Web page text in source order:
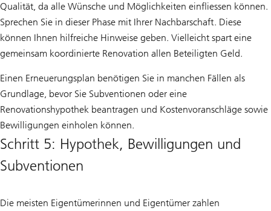
Qualität, da alle Wünsche und Möglichkeiten einfliessen können.
Sprechen Sie in dieser Phase mit Ihrer Nachbarschaft. Diese
können Ihnen hilfreiche Hinweise geben. Vielleicht spart eine
gemeinsam koordinierte Renovation allen Beteiligten Geld.
Einen Erneuerungsplan benötigen Sie in manchen Fällen als
Grundlage, bevor Sie Subventionen oder eine
Renovationshypothek beantragen und Kostenvoranschläge sowie
Bewilligungen einholen können.
Schritt 5: Hypothek, Bewilligungen und
Subventionen
Die meisten Eigentümerinnen und Eigentümer zahlen